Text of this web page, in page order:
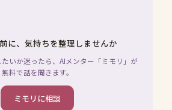
に、気持ちを整理しませんか
いか迷ったら、AIメンター「ミモリ」が
無料で話を聞きます。
ミモリに相談